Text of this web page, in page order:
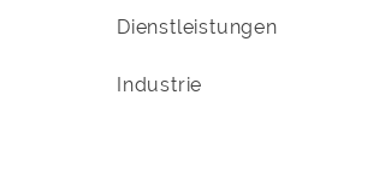
Dienstleistungen
Industrie